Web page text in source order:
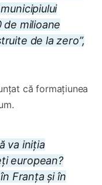
de milioane
de la zero”,
că formațiunea
va iniția
european?
Franța și în